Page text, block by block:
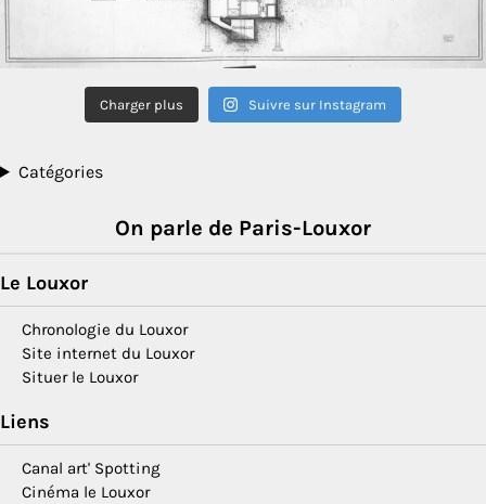
Charger plus Suivre sur Instagram
Catégories
On parle de Paris-Louxor
Le Louxor
Chronologie du Louxor
Site internet du Louxor
Situer le Louxor
Liens
Canal art' Spotting
Cinéma le Louxor